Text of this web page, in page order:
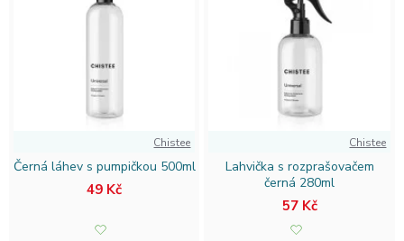
a zajistěte svému zboží bezpečí i moderní vzhled.
Prozkoumejte naši
pestrou nabídku a inspirujte se nejnovějšími trendy v
Chistee
Černá láhev s pumpičkou 500ml
49 Kč
Chistee
Lahvička s rozprašovačem
černá 280ml
57 Kč